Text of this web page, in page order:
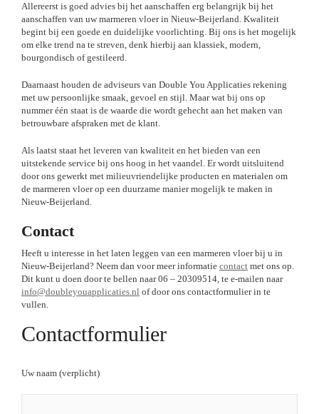
Allereerst is goed advies bij het aanschaffen erg belangrijk bij het
aanschaffen van uw marmeren vloer in Nieuw-Beijerland. Kwaliteit
begint bij een goede en duidelijke voorlichting. Bij ons is het mogelijk
om elke trend na te streven, denk hierbij aan klassiek, modern,
bourgondisch of gestileerd.
Daarnaast houden de adviseurs van Double You Applicaties rekening
met uw persoonlijke smaak, gevoel en stijl. Maar wat bij ons op
nummer één staat is de waarde die wordt gehecht aan het maken van
betrouwbare afspraken met de klant.
Als laatst staat het leveren van kwaliteit en het bieden van een
uitstekende service bij ons hoog in het vaandel. Er wordt uitsluitend
door ons gewerkt met milieuvriendelijke producten en materialen om
de marmeren vloer op een duurzame manier mogelijk te maken in
Nieuw-Beijerland.
Contact
Heeft u interesse in het laten leggen van een marmeren vloer bij u in
Nieuw-Beijerland? Neem dan voor meer informatie contact met ons op.
Dit kunt u doen door te bellen naar 06 – 20309514, te e-mailen naar
info@doubleyouapplicaties.nl of door ons contactformulier in te
vullen.
Contactformulier
Uw naam (verplicht)